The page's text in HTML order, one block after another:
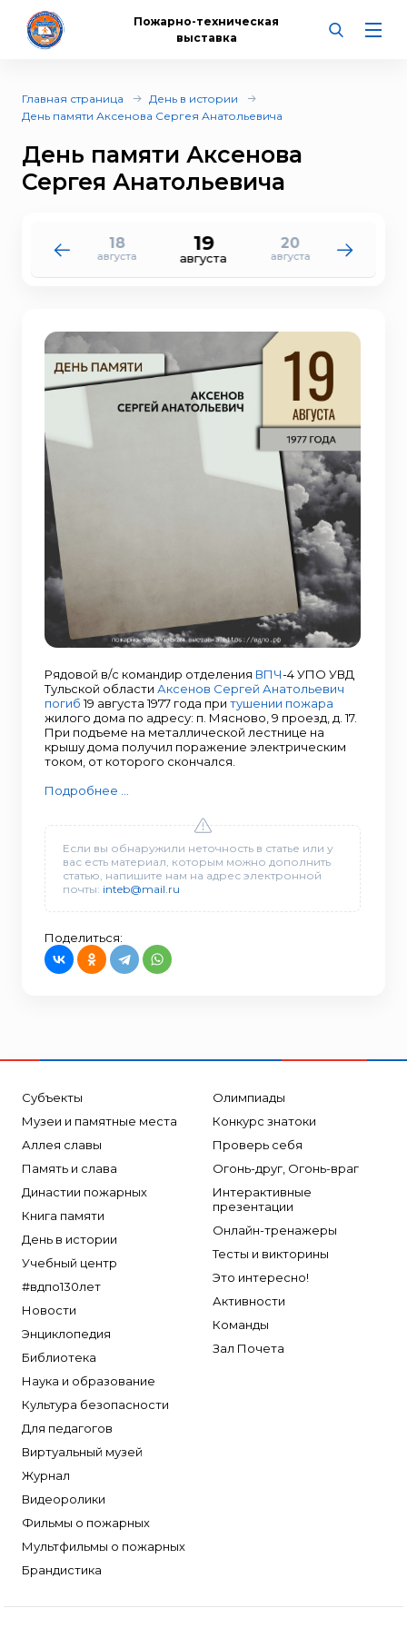
Пожарно-техническая
выставка
Главная страница
День в истории
День памяти Аксенова Сергея Анатольевича
День памяти Аксенова
Сергея Анатольевича
18
августа
19
августа
20
августа
Рядовой в/с командир отделения ВПЧ-4 УПО УВД
Тульской области Аксенов Сергей Анатольевич
погиб19 августа 1977 года при тушении пожара
жилого дома по адресу: п. Мясново, 9 проезд, д. 17.
При подъеме на металлической лестнице на
крышу дома получил поражение электрическим
током, от которого скончался.
Подробнее ...
Если вы обнаружили неточность в статье или у
вас есть материал, которым можно дополнить
статью, напишите нам на адрес электронной
почты: inteb@mail.ru
Поделиться:
Субъекты
Музеи и памятные места
Аллея славы
Память и слава
Династии пожарных
Книга памяти
День в истории
Учебный центр
#вдпо130лет
Новости
Энциклопедия
Библиотека
Наука и образование
Культура безопасности
Для педагогов
Виртуальный музей
Журнал
Видеоролики
Фильмы о пожарных
Мультфильмы о пожарных
Брандистика
Олимпиады
Конкурс знатоки
Проверь себя
Огонь-друг, Огонь-враг
Интерактивные
презентации
Онлайн-тренажеры
Тесты и викторины
Это интересно!
Активности
Команды
Зал Почета